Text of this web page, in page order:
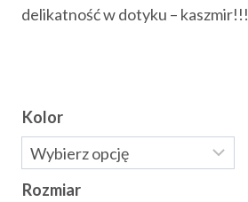
delikatność w dotyku – kaszmir!!!
Kolor
Rozmiar